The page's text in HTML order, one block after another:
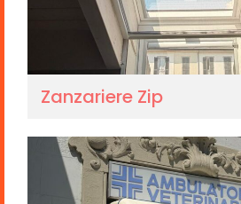
Zanzariere Zip